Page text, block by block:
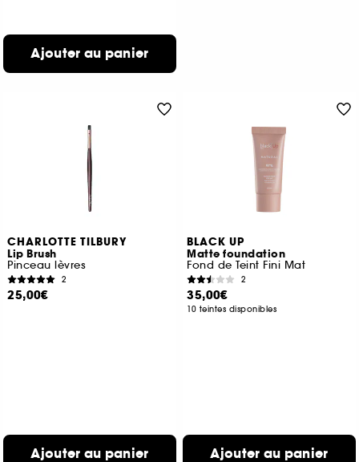
Ajouter au panier
CHARLOTTE TILBURY
Lip Brush
Pinceau lèvres
2
25,00€
Ajouter au panier
BLACK UP
Matte foundation
Fond de Teint Fini Mat
2
35,00€
10 teintes disponibles
Ajouter au panier